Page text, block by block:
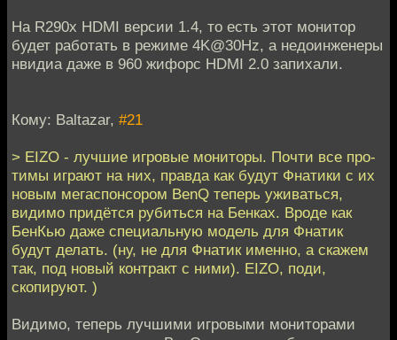
На R290x HDMI версии 1.4, то есть этот монитор
будет работать в режиме 4K@30Hz, а недоинженеры
нвидиа даже в 960 жифорс HDMI 2.0 запихали.
Кому: Baltazar, #21
> EIZO - лучшие игровые мониторы. Почти все про-
тимы играют на них, правда как будут Фнатики с их
новым мегаспонсором BenQ теперь уживаться,
видимо придётся рубиться на Бенках. Вроде как
БенКью даже специальную модель для Фнатик
будут делать. (ну, не для Фнатик именно, а скажем
так, под новый контракт с ними). EIZO, поди,
скопируют. )
Видимо, теперь лучшими игровыми мониторами